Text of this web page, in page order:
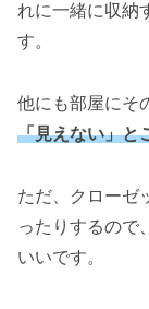
れに一緒に収納
す。
他にも部屋にそ
「見えない」と
ただ、クローゼ
ったりするので、
いいです。